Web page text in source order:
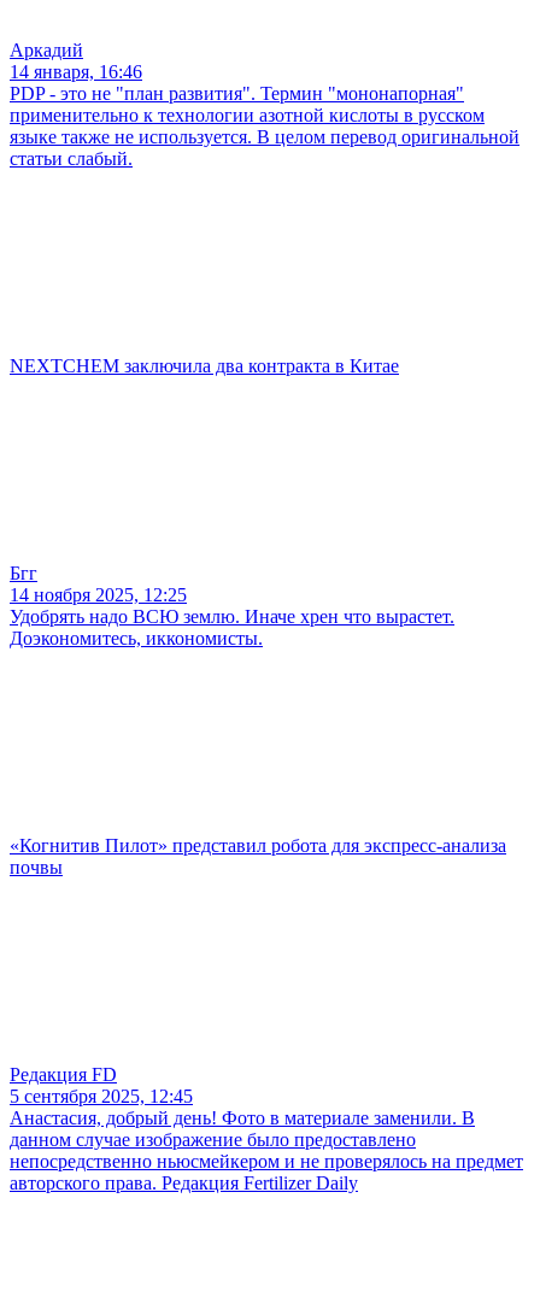
Аркадий
14 января, 16:46
PDP - это не "план развития". Термин "мононапорная"
применительно к технологии азотной кислоты в русском
языке также не используется. В целом перевод оригинальной
статьи слабый.
NEXTCHEM заключила два контракта в Китае
Бгг
14 ноября 2025, 12:25
Удобрять надо ВСЮ землю. Иначе хрен что вырастет.
Доэкономитесь, иккономисты.
«Когнитив Пилот» представил робота для экспресс-анализа
почвы
Редакция FD
5 сентября 2025, 12:45
Анастасия, добрый день! Фото в материале заменили. В
данном случае изображение было предоставлено
непосредственно ньюсмейкером и не проверялось на предмет
авторского права. Редакция Fertilizer Daily